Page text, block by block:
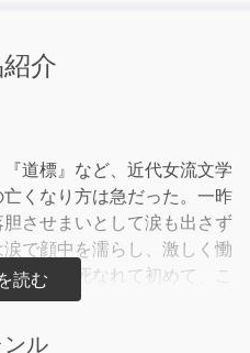
介
道標』など、近代女流文学
くなり方は急だった。一昨
させまいとして涙も出さず
で顔中を濡らし、激しく慟
。父に死なれて初めて、こ
ることを知った。どんな別
ンル